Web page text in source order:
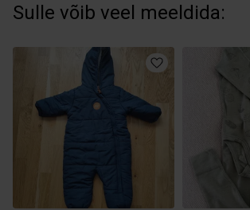
Sulle võib veel meeldida: